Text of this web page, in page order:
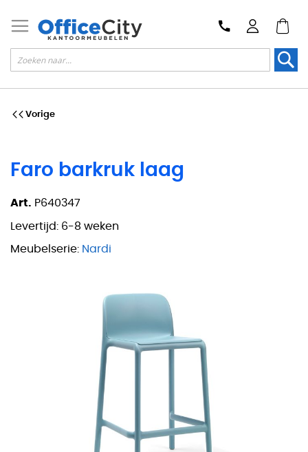
Faro barkruk laag
Art. P640347
Levertijd: 6-8 weken
Meubelserie: Nardi
Vorige